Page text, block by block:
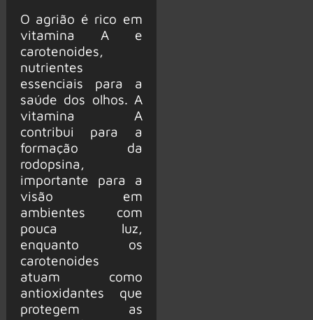
O agrião é rico em
vitamina A e
carotenoides,
nutrientes
essenciais para a
saúde dos olhos. A
vitamina A
contribui para a
formação da
rodopsina,
importante para a
visão em
ambientes com
pouca luz,
enquanto os
carotenoides
atuam como
antioxidantes que
protegem as